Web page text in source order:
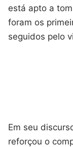
está apto a
foram os
seguidos pelo
Em seu
reforçou o